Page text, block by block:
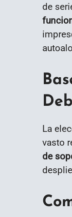
de
La
vasto
de